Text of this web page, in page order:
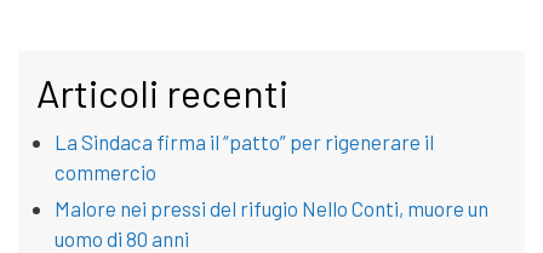
Articoli recenti
La Sindaca firma il “patto” per rigenerare il
commercio
Malore nei pressi del rifugio Nello Conti, muore un
uomo di 80 anni